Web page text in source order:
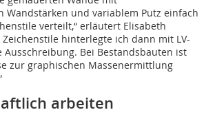
Wandstärken und variablem Putz einfach
verteilt,“ erläutert Elisabeth
hinterlegte ich dann mit LV-
Ausschreibung. Bei Bestandsbauten ist
zur graphischen Massenermittlung
arbeiten